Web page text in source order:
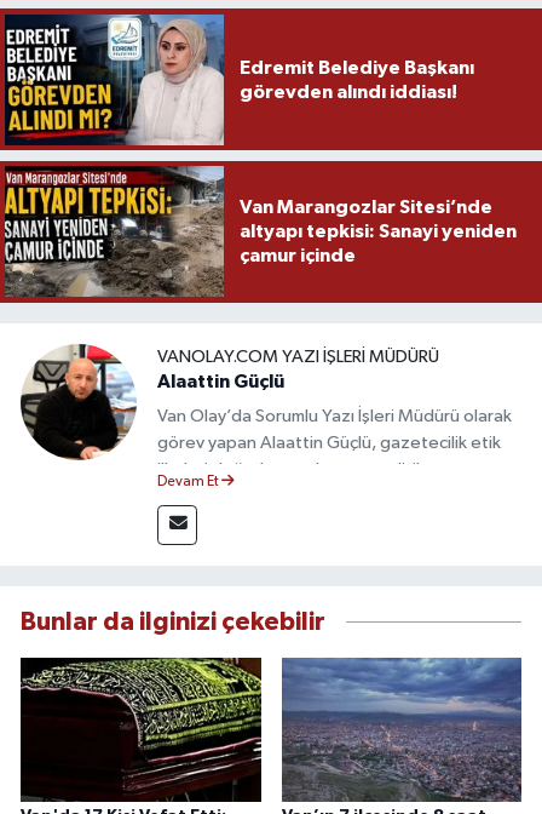
Edremit Belediye Başkanı
görevden alındı iddiası!
Van Marangozlar Sitesi’nde
altyapı tepkisi: Sanayi yeniden
çamur içinde
VANOLAY.COM YAZI İŞLERI MÜDÜRÜ
Alaattin Güçlü
Van Olay’da Sorumlu Yazı İşleri Müdürü olarak
görev yapan Alaattin Güçlü, gazetecilik etik
ilkeleri doğrultusunda yayın politikasının
yönetiminden sorumludur. Yerel ve ulusal
gündemi yakından takip eden Güçlü, tarafsız,
etmektedir.
Devam Et
Bunlar da ilginizi çekebilir